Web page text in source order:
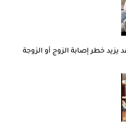
يزيد خطر إصابة الزوج أو الزوجة